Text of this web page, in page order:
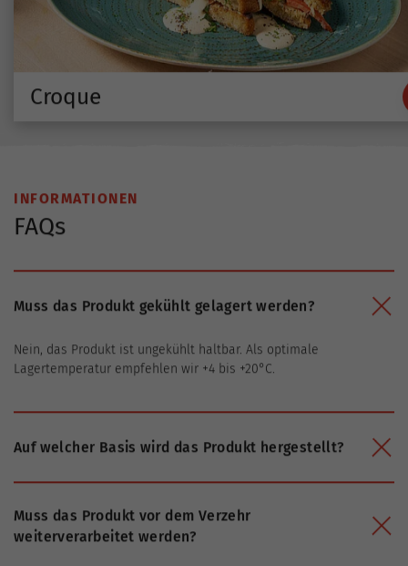
Croque
INFORMATIONEN
FAQs
Muss das Produkt gekühlt gelagert werden?
Nein, das Produkt ist ungekühlt haltbar. Als optimale
Lagertemperatur empfehlen wir +4 bis +20°C.
Auf welcher Basis wird das Produkt hergestellt?
Muss das Produkt vor dem Verzehr
weiterverarbeitet werden?